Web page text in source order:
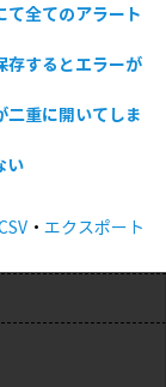
て全てのアラート
存するとエラーが
二重に開いてしま
い
・エクスポート